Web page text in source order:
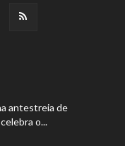
antestreia de
o...